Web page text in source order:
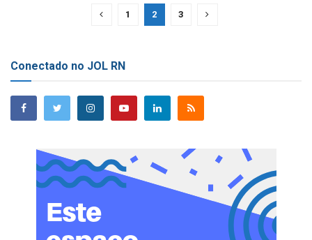
1 2 3
Conectado no JOL RN